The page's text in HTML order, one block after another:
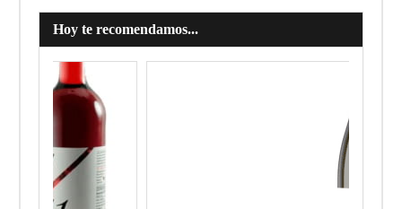
Hoy te recomendamos...